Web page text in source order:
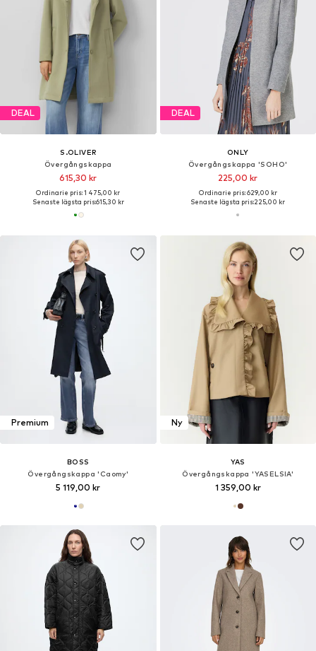
DEAL
S.OLIVER
Övergångskappa
615,30 kr
Ordinarie pris: 1 475,00 kr
Senaste lägsta pris:615,30 kr
DEAL
ONLY
Övergångskappa 'SOHO'
225,00 kr
Ordinarie pris: 629,00 kr
Senaste lägsta pris:225,00 kr
Premium
BOSS
Övergångskappa 'Caomy'
5 119,00 kr
Ny
YAS
Övergångskappa 'YASELSIA'
1 359,00 kr